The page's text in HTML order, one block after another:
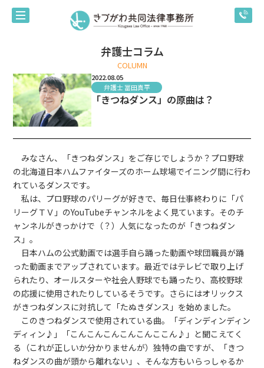
弁護士コラム
COLUMN
2022.08.05
弁護士 冨田真平
「きつねダンス」の原曲は？
みなさん、「きつねダンス」をご存じでしょうか？プロ野球
の北海道日本ハムファイターズのホーム球場でイニング間に行わ
れているダンスです。
私は、プロ野球のパリーグが好きで、毎日仕事終わりに「パ
リーグＴＶ」のYouTubeチャンネルをよく見ています。そのチ
ャンネルがきっかけで（？）人気になったのが「きつねダン
ス」。
日本ハムの公式動画では選手自ら踊った動画や球団職員が踊
った動画までアップされています。最近ではテレビで取り上げ
られたり、オールスターや社会人野球でも踊ったり、高校野球
の応援に使用されたりしているそうです。さらにはオリックス
がきつねダンスに対抗して「たぬきダンス」を始めました。
このきつねダンスで使用されている曲。「ディンディンディン
ディィン♪」「こんこんこんこんこんここん♪」と聞こえてく
る（これが正しいか分かりませんが）独特の曲ですが、「きつ
ねダンスの曲が頭から離れない」、そんな方もいらっしゃるか